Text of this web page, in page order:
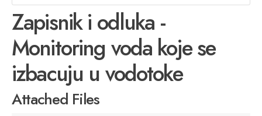
Zapisnik i odluka -
Monitoring voda koje se
izbacuju u vodotoke
Attached Files